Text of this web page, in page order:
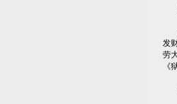
发
劳
《